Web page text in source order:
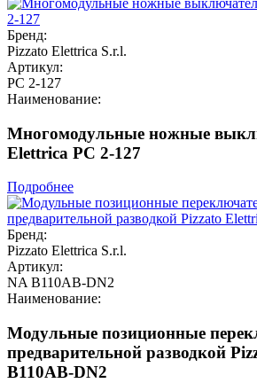
Бренд:
Pizzato Elettrica S.r.l.
Артикул:
PC 2-127
Наименование:
Многомодульные ножные
Elettrica PC 2-127
Подробнее
Бренд:
Pizzato Elettrica S.r.l.
Артикул:
NA B110AB-DN2
Наименование:
Модульные позиционные
предварительной разводкой
B110AB-DN2